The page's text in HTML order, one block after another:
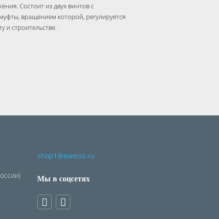
Состоит из двух винтов с
вращением которой, регулируется
и строительстве.
shop1@eweiss.ru
Мы в соцсетях